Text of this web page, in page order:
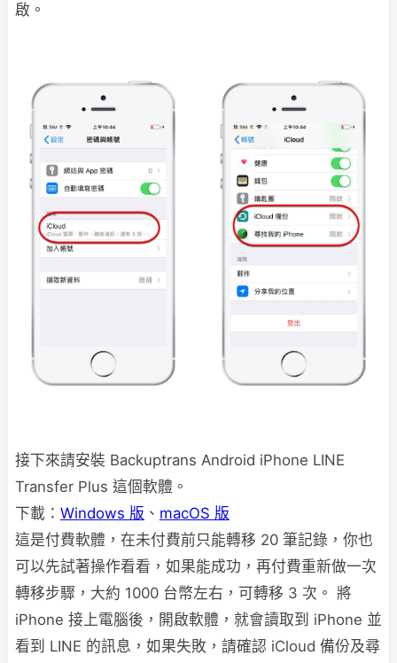
啟。
接下來請安裝 Backuptrans Android iPhone LINE
Transfer Plus 這個軟體。
下載： Windows 版 、 macOS 版
這是付費軟體，在未付費前只能轉移 20 筆記錄，你也
可以先試著操作看看，如果能成功，再付費重新做一次
轉移步驟，大約 1000 台幣左右，可轉移 3 次。 將
iPhone 接上電腦後，開啟軟體，就會讀取到 iPhone 並
看到 LINE 的訊息，如果失敗，請確認 iCloud 備份及尋